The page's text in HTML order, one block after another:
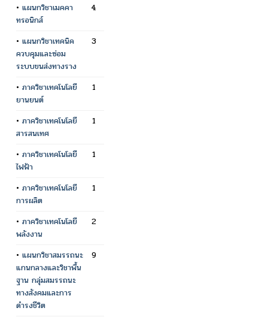
• แผนกวิชาเมคคา
ทรอนิกส์
4
• แผนกวิชาเทคนิค
ควบคุมและซ่อม
ระบบขนส่งทางราง
3
• ภาควิชาเทคโนโลยี
ยานยนต์
1
• ภาควิชาเทคโนโลยี
สารสนเทศ
1
• ภาควิชาเทคโนโลยี
ไฟฟ้า
1
• ภาควิชาเทคโนโลยี
การผลิต
1
• ภาควิชาเทคโนโลยี
พลังงาน
2
• แผนกวิชาสมรรถนะ
แกนกลางและวิชาพื้น
ฐาน กลุ่มสมรรถนะ
ทางสังคมและการ
ดำรงชีวิต
9